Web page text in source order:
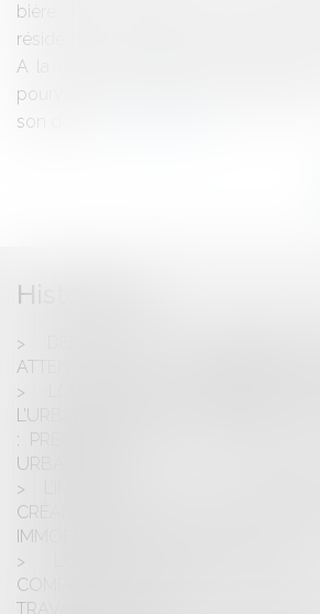
bière d'une personne décédée
résidence d'un membre de sa famille
A la demande écrite de la
pourvoir aux funérailles et justifie
son dom...
Historique
DÉBAUCHER LES SALARIÉS
ATTENTION À LA CONCURRENCE
LOI LITTORAL - ARTICLE L.
L’URBANISME MODIFIÉ PAR
: PRÉCISIONS SUR LA NOTION DE
URBANISÉS »
L’INTERRUPTION DE LA
CRÉANCE PAR LE
IMMOBILIÈRE ET SES ALÉAS
L’OBLIGATION DE
COMPREND LA PRISE EN COMPTE
TRAVAIL DU SALARIÉ